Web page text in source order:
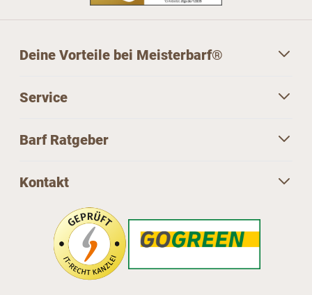
Deine Vorteile bei Meisterbarf®
Service
Barf Ratgeber
Kontakt